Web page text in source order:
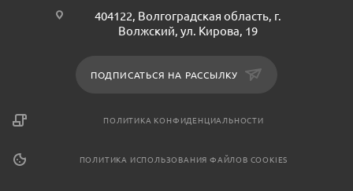
404122, Волгоградская область, г.
Волжский, ул. Кирова, 19
ПОДПИСАТЬСЯ НА РАССЫЛКУ
ПОЛИТИКА КОНФИДЕНЦИАЛЬНОСТИ
ПОЛИТИКА ИСПОЛЬЗОВАНИЯ ФАЙЛОВ COOKIES